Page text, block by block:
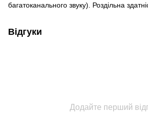
багатоканального звуку). Роздільна
Відгуки
Додайте перший